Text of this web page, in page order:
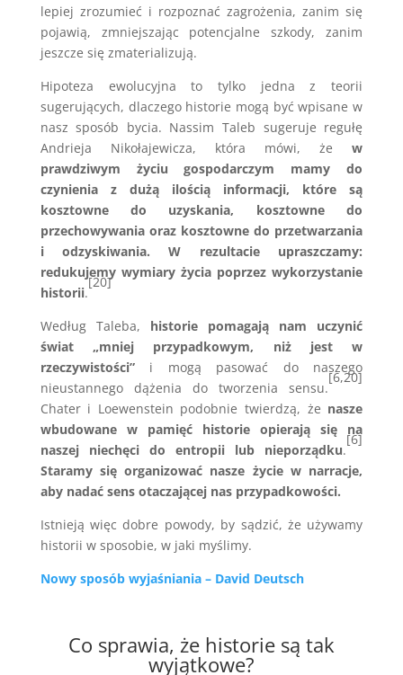
lepiej zrozumieć i rozpoznać zagrożenia, zanim się
pojawią, zmniejszając potencjalne szkody, zanim
jeszcze się zmaterializują.
Hipoteza ewolucyjna to tylko jedna z teorii
sugerujących, dlaczego historie mogą być wpisane w
nasz sposób bycia. Nassim Taleb sugeruje regułę
Andrieja Nikołajewicza, która mówi, żew
prawdziwym życiu gospodarczym mamy do
czynienia z dużą ilością informacji, które są
kosztowne do uzyskania, kosztowne do
przechowywania oraz kosztowne do przetwarzania
i odzyskiwania. W rezultacie upraszczamy:
redukujemy wymiary życia poprzez wykorzystanie
historii.
[20]
Według Taleba, historie pomagają nam uczynić
świat „mniej przypadkowym, niż jest w
rzeczywistości”i mogą pasować do naszego
nieustannego dążenia do tworzenia sensu.
[6,20]
Chater i Loewenstein podobnie twierdzą, że nasze
wbudowane w pamięć historie opierają się na
naszej niechęci do entropii lub nieporządku.
[6]
Staramy się organizować nasze życie w narracje,
aby nadać sens otaczającej nas przypadkowości.
Istnieją więc dobre powody, by sądzić, że używamy
historii w sposobie, w jaki myślimy.
Nowy sposób wyjaśniania – David Deutsch
Co sprawia, że historie są tak
wyjątkowe?